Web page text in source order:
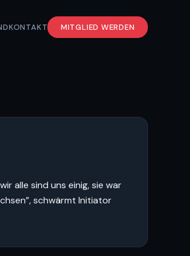
KONTAKT MITGLIED WERDEN
alle sind uns einig, sie war
schwärmt Initiator